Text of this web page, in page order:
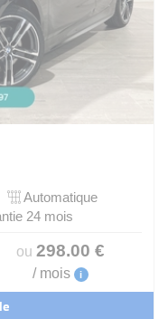
Automatique
24 mois
ou 298.00 €
/ mois i